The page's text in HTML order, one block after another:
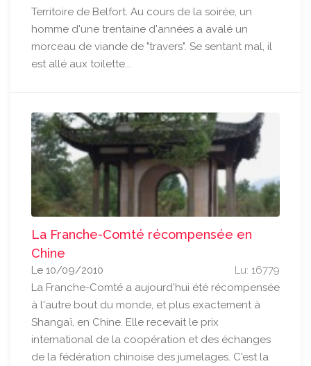
Territoire de Belfort. Au cours de la soirée, un
homme d'une trentaine d'années a avalé un
morceau de viande de "travers". Se sentant mal, il
est allé aux toilette...
La Franche-Comté récompensée en
Chine
Lu: 16779
Le 10/09/2010
La Franche-Comté a aujourd'hui été récompensée
à l'autre bout du monde, et plus exactement à
Shangaï, en Chine. Elle recevait le prix
international de la coopération et des échanges
de la fédération chinoise des jumelages. C'est la